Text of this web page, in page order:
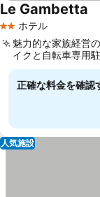
2 ホテルのランク
ホテル
Le Gambetta
魅力的な家族経営
イクと自転車専用
正確な料金を確認
人気施設